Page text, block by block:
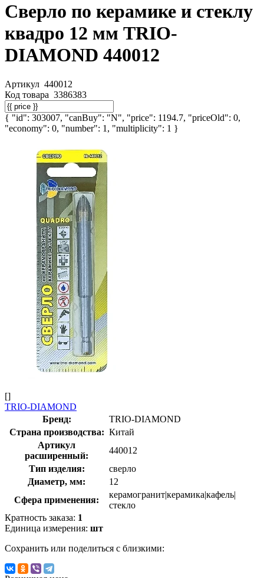
Сверло по керамике и стеклу
квадро 12 мм TRIO-
DIAMOND 440012
Артикул 440012
Код товара 3386383
{ "id": 303007, "canBuy": "N", "price": 1194.7, "priceOld": 0,
"economy": 0, "number": 1, "multiplicity": 1 }
[]
TRIO-DIAMOND
Бренд:
TRIO-DIAMOND
Страна производства: Китай
Артикул
расширенный:
440012
Тип изделия:
сверло
Диаметр, мм:
12
Сфера применения:
керамогранит|керамика|кафель|
стекло
Кратность заказа: 1
Единица измерения: шт
Сохранить или поделиться с близкими: